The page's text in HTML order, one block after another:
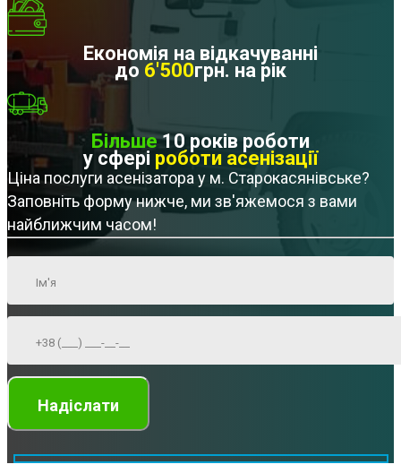
Економія на відкачуванні
до 6'500грн. на рік
Більше10 років роботи
у сфері роботи асенізації
Ціна послуги асенізатора у м. Старокасянівське?
Заповніть форму нижче, ми зв'яжемося з вами
найближчим часом!